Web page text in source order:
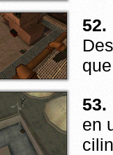
52.
53.
en